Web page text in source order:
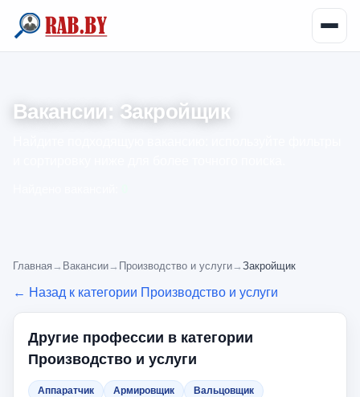
Вакансии: Закройщик
Главная → Вакансии→ Производство и услуги→ Закройщик
← Назад к категории Производство и услуги
Другие профессии в категории
Производство и услуги
Аппаратчик Армировщик
Вальцовщик